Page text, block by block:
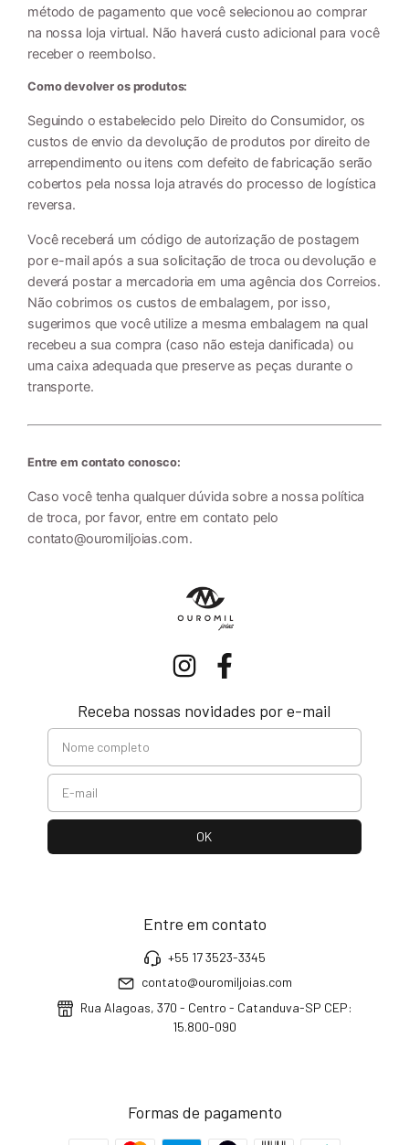
método de pagamento que você selecionou ao comprar
na nossa loja virtual. Não haverá custo adicional para você
receber o reembolso.
Como devolver os produtos:
Seguindo o estabelecido pelo Direito do Consumidor, os
custos de envio da devolução de produtos por direito de
arrependimento ou itens com defeito de fabricação serão
cobertos pela nossa loja através do processo de logística
reversa.
Você receberá um código de autorização de postagem
por e-mail após a sua solicitação de troca ou devolução e
deverá postar a mercadoria em uma agência dos Correios.
Não cobrimos os custos de embalagem, por isso,
sugerimos que você utilize a mesma embalagem na qual
recebeu a sua compra (caso não esteja danificada) ou
uma caixa adequada que preserve as peças durante o
transporte.
Entre em contato conosco:
Caso você tenha qualquer dúvida sobre a nossa política
de troca, por favor, entre em contato pelo
contato@ouromiljoias.com.
Receba nossas novidades por e-mail
Entre em contato
+55 17 3523-3345
contato@ouromiljoias.com
Rua Alagoas, 370 - Centro - Catanduva-SP CEP:
15.800-090
Formas de pagamento